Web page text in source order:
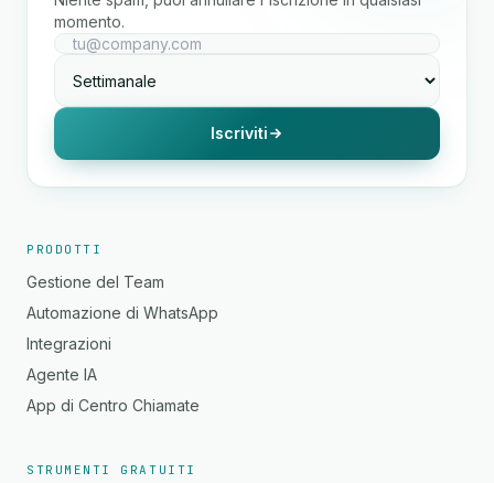
momento.
Iscriviti
PRODOTTI
Gestione del Team
Automazione di WhatsApp
Integrazioni
Agente IA
App di Centro Chiamate
STRUMENTI GRATUITI